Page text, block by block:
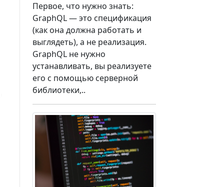
Первое, что нужно знать:
GraphQL — это спецификация
(как она должна работать и
выглядеть), а не реализация.
GraphQL не нужно
устанавливать, вы реализуете
его с помощью серверной
библиотеки,..